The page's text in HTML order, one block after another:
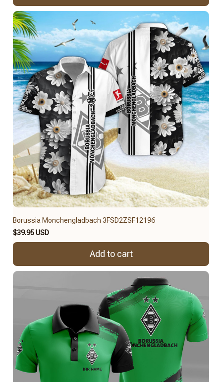
Borussia Monchengladbach 3FSD2ZSF12196
$39.95 USD
Add to cart